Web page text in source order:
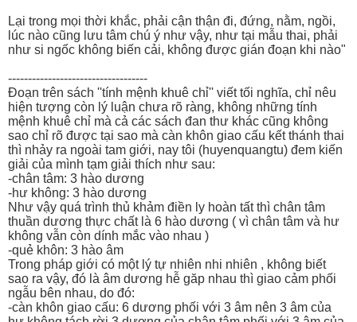
Lại trong mọi thời khắc, phải cận thận đi, đứng, nằm, ngồi,
lúc nào cũng lưu tâm chú ý như vậy, như tại mẫu thai, phải
như si ngốc không biến cải, không được gián đoạn khi nào"
-----------------------------------
Đoạn trên sách ''tính mệnh khuê chỉ'' viết tối nghĩa, chỉ nêu
hiện tượng còn lý luận chưa rõ ràng, không những tính
mệnh khuê chỉ mà cả các sách đan thư khác cũng không
sao chỉ rõ được tại sao mà càn khôn giao cấu kết thánh thai
thì nhảy ra ngoài tam giới, nay tôi (huyenquangtu) đem kiến
giải của mình tạm giải thích như sau:
-chân tâm: 3 hào dương
-hư không: 3 hào dương
Như vậy quá trình thủ khảm điền ly hoàn tất thì chân tâm
thuần dương thực chất là 6 hào dương ( vì chân tâm và hư
không vẫn còn dính mắc vào nhau )
-quẻ khôn: 3 hào âm
Trong pháp giới có một lý tự nhiên nhi nhiên , không biết
sao ra vậy, đó là âm dương hễ găp nhau thì giao cảm phối
ngẫu bên nhau, do đó:
-càn khôn giao cấu: 6 dương phối với 3 âm nên 3 âm của